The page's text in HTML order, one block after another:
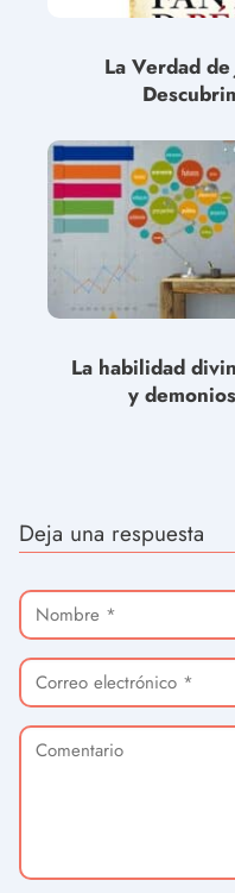
La Verdad
La habilidad
y
Deja una respuesta